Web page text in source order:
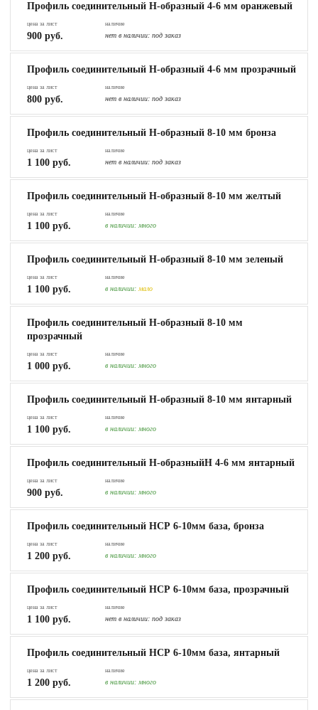
Профиль соединительный Н-образный 4-6 мм оранжевый
цена за лист
900 руб.
наличие
нет в наличии: под заказ
Профиль соединительный Н-образный 4-6 мм прозрачный
цена за лист
800 руб.
наличие
нет в наличии: под заказ
Профиль соединительный Н-образный 8-10 мм бронза
цена за лист
1 100 руб.
наличие
нет в наличии: под заказ
Профиль соединительный Н-образный 8-10 мм желтый
цена за лист
1 100 руб.
наличие
в наличии: много
Профиль соединительный Н-образный 8-10 мм зеленый
цена за лист
1 100 руб.
наличие
в наличии: мало
Профиль соединительный Н-образный 8-10 мм
прозрачный
цена за лист
1 000 руб.
наличие
в наличии: много
Профиль соединительный Н-образный 8-10 мм янтарный
цена за лист
1 100 руб.
наличие
в наличии: много
Профиль соединительный Н-образныйН 4-6 мм янтарный
цена за лист
900 руб.
наличие
в наличии: много
Профиль соединительный НСР 6-10мм база, бронза
цена за лист
1 200 руб.
наличие
в наличии: много
Профиль соединительный НСР 6-10мм база, прозрачный
цена за лист
1 100 руб.
наличие
нет в наличии: под заказ
Профиль соединительный НСР 6-10мм база, янтарный
цена за лист
1 200 руб.
наличие
в наличии: много